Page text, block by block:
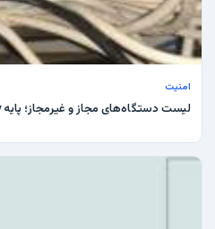
امنیت
لیست دستگاه‌های مجاز و غیرمجاز؛ پایه Inventory در امنیت شبکه